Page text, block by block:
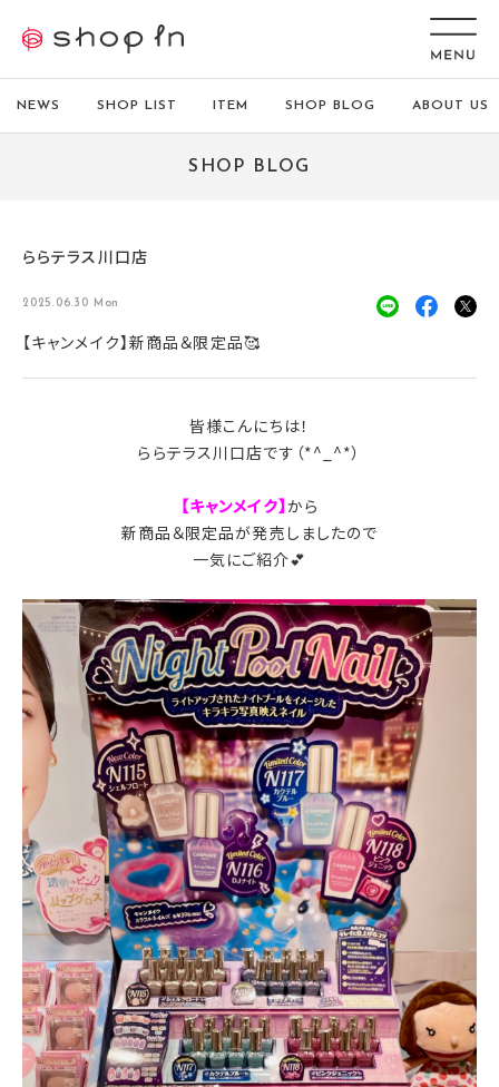
NEWS SHOP LIST ITEM SHOP BLOG ABOUT US
SHOP BLOG
ららテラス川口店
2025.06.30 Mon
【キャンメイク】新商品＆限定品🥰
皆様こんにちは！
ららテラス川口店です（*^_^*）
【キャンメイク】から
新商品＆限定品が発売しましたので
一気にご紹介💕